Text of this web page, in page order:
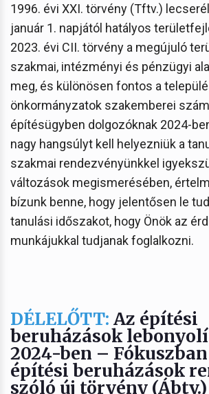
1996. évi XXI. törvény (Tftv.)
január 1. napjától hatályos
2023. évi CII. törvény a megújuló
szakmai, intézményi és pénzügyi
meg, és különösen fontos a
önkormányzatok szakemberei
építésügyben dolgozóknak 2024-
nagy hangsúlyt kell helyezniük a
szakmai rendezvényünkkel
változások megismerésében,
bízunk benne, hogy jelentősen le
tanulási időszakot, hogy Önök az
munkájukkal tudjanak foglalkozni.
DÉLELŐTT: Az építési
beruházások
2024-ben –
építési beruházások
szóló új törvény (Ábtv.)